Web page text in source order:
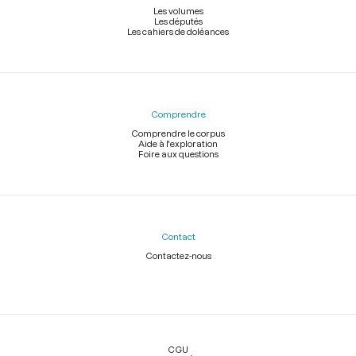
Les volumes
Les députés
Les cahiers de doléances
Comprendre
Comprendre le corpus
Aide à l'exploration
Foire aux questions
Contact
Contactez-nous
Légal
CGU